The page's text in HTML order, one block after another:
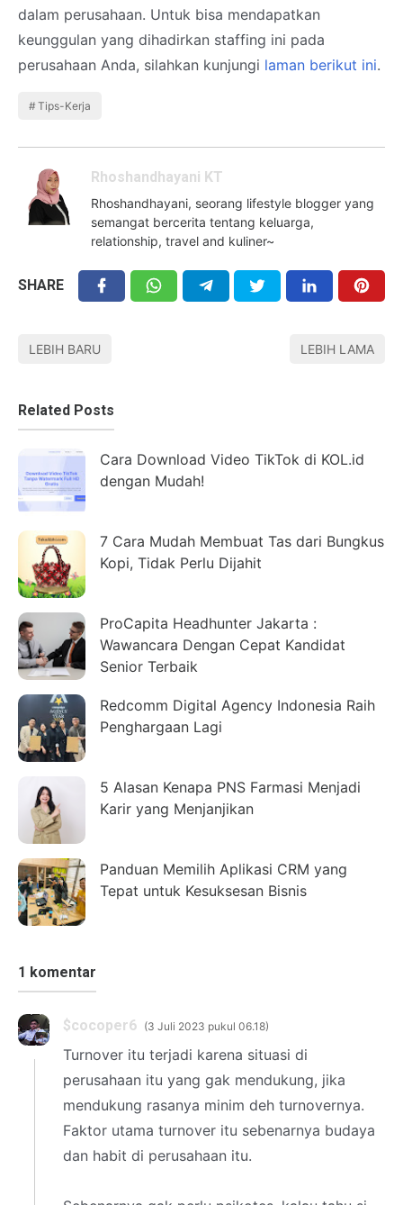
dalam perusahaan. Untuk bisa mendapatkan
keunggulan yang dihadirkan staffing ini pada
perusahaan Anda, silahkan kunjungi laman berikut ini.
Tips-Kerja
Rhoshandhayani KT
Rhoshandhayani, seorang lifestyle blogger yang
semangat bercerita tentang keluarga,
relationship, travel and kuliner~
SHARE
LEBIH BARU LEBIH LAMA
Related Posts
Cara Download Video TikTok di KOL.id
dengan Mudah!
7 Cara Mudah Membuat Tas dari Bungkus
Kopi, Tidak Perlu Dijahit
ProCapita Headhunter Jakarta :
Wawancara Dengan Cepat Kandidat
Senior Terbaik
Redcomm Digital Agency Indonesia Raih
Penghargaan Lagi
5 Alasan Kenapa PNS Farmasi Menjadi
Karir yang Menjanjikan
Panduan Memilih Aplikasi CRM yang
Tepat untuk Kesuksesan Bisnis
1 komentar
$cocoper6 3 Juli 2023 pukul 06.18
Turnover itu terjadi karena situasi di
perusahaan itu yang gak mendukung, jika
mendukung rasanya minim deh turnovernya.
Faktor utama turnover itu sebenarnya budaya
dan habit di perusahaan itu.